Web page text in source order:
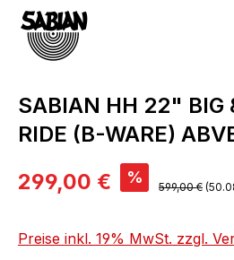
SABIAN HH 22" BIG
RIDE (B-WARE)
Verkaufspreis:
299,00 € % Regulärer
599,00 €
Preise inkl. 19% MwSt. zzgl.